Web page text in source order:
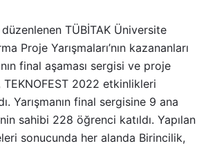
TÜBİTAK Üniversite
Proje Yarışmaları’nın kazananları
final aşaması sergisi ve proje
2022 etkinlikleri
Yarışmanın final sergisine 9 ana
sahibi 228 öğrenci katıldı. Yapılan
sonucunda her alanda Birincilik,